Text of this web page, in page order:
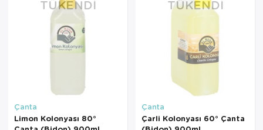
TÜKENDI
Çanta
Limon Kolonyası 80°
TÜKENDI
Çanta
Çarli Kolonyası 60° Çanta